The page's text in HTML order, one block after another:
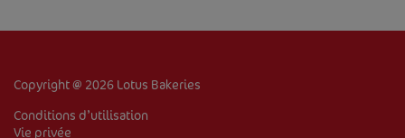
VENTE DE BISCUITS
Copyright @ 2026 Lotus Bakeries
Conditions d’utilisation
Vie privée